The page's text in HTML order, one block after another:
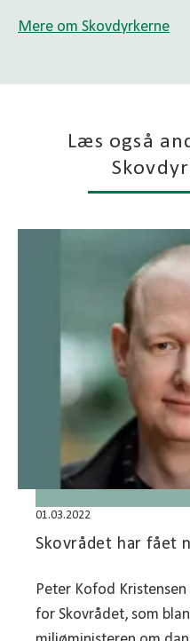
Mere om Skovdyrkerne
Læs også
01.03.2022
Skovrådet har fået
Peter Kofod
for Skovrådet, som